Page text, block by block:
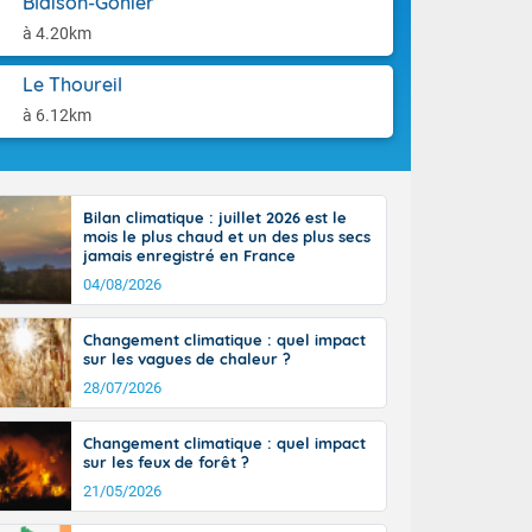
à 4.20km
Le Thoureil
à 6.12km
le Poitou-
8 à 13
26 sur le
le sud-
Bilan climatique : juillet 2026 est le
mois le plus chaud et un des plus secs
jamais enregistré en France
04/08/2026
Changement climatique : quel impact
sur les vagues de chaleur ?
28/07/2026
Changement climatique : quel impact
sur les feux de forêt ?
21/05/2026